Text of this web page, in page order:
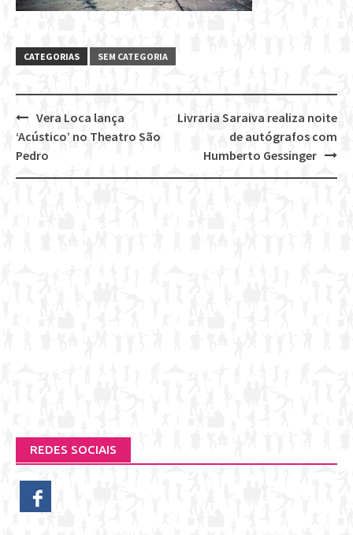
CATEGORIAS SEM CATEGORIA
Post
navigation
Livraria Saraiva realiza noite
de autógrafos com
Humberto Gessinger
Vera Loca lança
‘Acústico’ no Theatro São
Pedro
REDES SOCIAIS